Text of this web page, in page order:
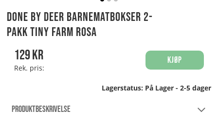
Done By Deer Barnematbokser 2-
pakk Tiny Farm Rosa
129kr
Rek. pris:
Kjøp
Lagerstatus: På Lager - 2-5 dager
PRODUKTBESKRIVELSE